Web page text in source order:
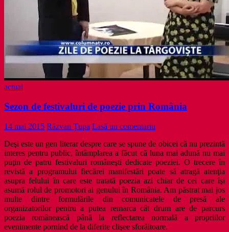
actual
Sezon de festivaluri de poezie prin România
14 mai 2015 Răzvan Țupa Lasă un comentariu
Deşi este un gen literar despre care se spune de obicei că nu prezintă
interes pentru public, întâmplarea a făcut că luna mai adună nu mai
puţin de patru festivaluri româneşti dedicate poeziei. O trecere în
revistă a programului fiecărei manifestări poate să atragă atenţia
asupra felului în care este tratată poezia azi chiar de cei care îşi
asumă rolul de promotori ai genului în România. Am păstrat mai jos
multe dintre formulările din comunicatele de presă ale
organizatorilor pentru a putea remarca cât drum are de parcurs
poezia românească până la reflectarea normală a propriilor
evenimente pornind de la diferite clişee sforăitoare.